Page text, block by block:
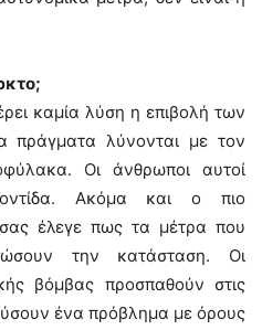
καμία λύση η επιβολή των
πράγματα λύνονται με τον
Οι άνθρωποι αυτοί
Ακόμα και ο πιο
σας έλεγε πως τα μέτρα που
την κατάσταση. Οι
βόμβας προσπαθούν στις
ένα πρόβλημα με όρους